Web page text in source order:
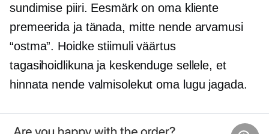
sundimise piiri. Eesmärk on oma kliente
premeerida ja tänada, mitte nende arvamusi
“ostma”. Hoidke stiimuli väärtus
tagasihoidlikuna ja keskenduge sellele, et
hinnata nende valmisolekut oma lugu jagada.